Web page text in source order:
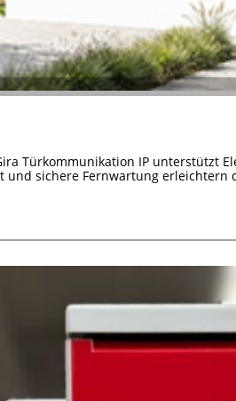
Türkommunikation IP unterstützt
sichere Fernwartung erleichtern